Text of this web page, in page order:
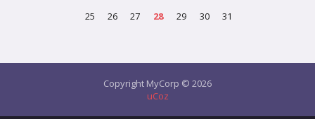
25
26 27 28 29 30 31
Copyright MyCorp © 2026
uCoz